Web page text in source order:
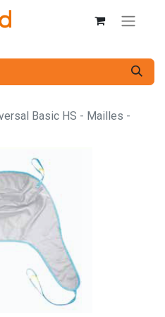
Basic HS - Mailles -